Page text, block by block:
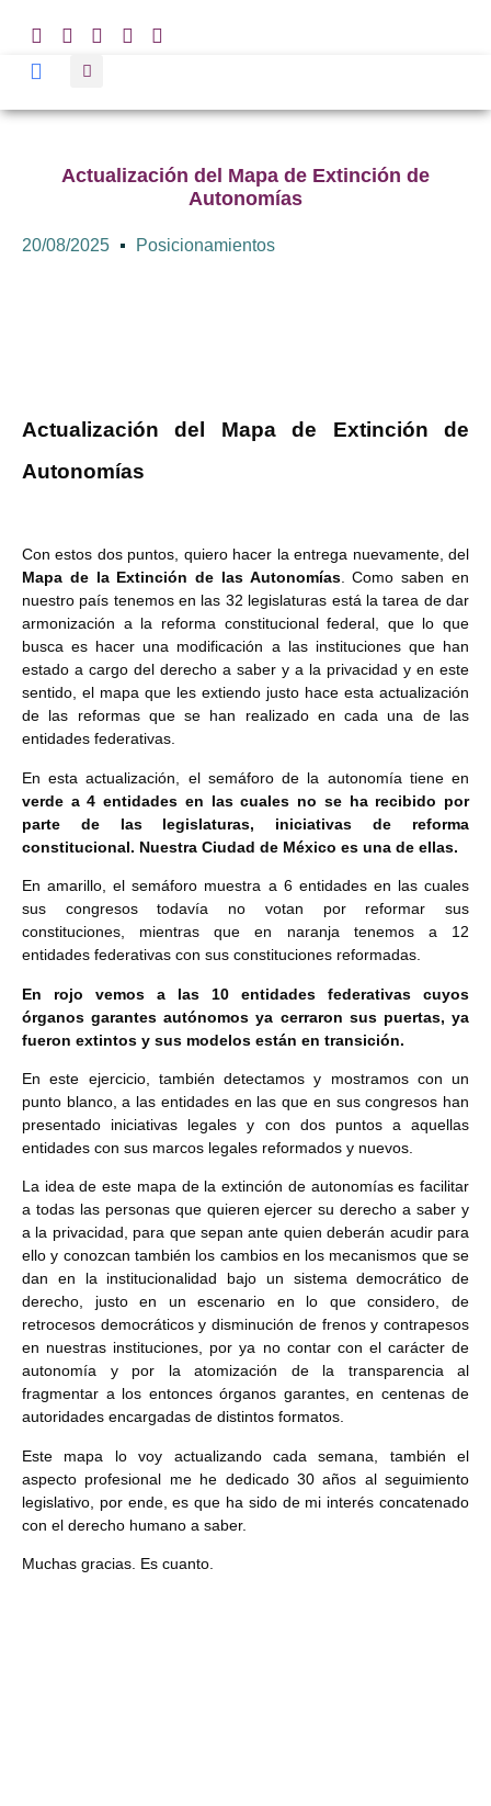
Actualización del Mapa de Extinción de
Autonomías
20/08/2025 Posicionamientos
Actualización del Mapa de Extinción de
Autonomías
Con estos dos puntos, quiero hacer la entrega nuevamente, del
Mapa de la Extinción de las Autonomías. Como saben en
nuestro país tenemos en las 32 legislaturas está la tarea de dar
armonización a la reforma constitucional federal, que lo que
busca es hacer una modificación a las instituciones que han
estado a cargo del derecho a saber y a la privacidad y en este
sentido, el mapa que les extiendo justo hace esta actualización
de las reformas que se han realizado en cada una de las
entidades federativas.
En esta actualización, el semáforo de la autonomía tiene en
verde a 4 entidades en las cuales no se ha recibido por
parte de las legislaturas, iniciativas de reforma
constitucional. Nuestra Ciudad de México es una de ellas.
En amarillo, el semáforo muestra a 6 entidades en las cuales
sus congresos todavía no votan por reformar sus
constituciones, mientras que en naranja tenemos a 12
entidades federativas con sus constituciones reformadas.
En rojo vemos a las 10 entidades federativas cuyos
órganos garantes autónomos ya cerraron sus puertas, ya
fueron extintos y sus modelos están en transición.
En este ejercicio, también detectamos y mostramos con un
punto blanco, a las entidades en las que en sus congresos han
presentado iniciativas legales y con dos puntos a aquellas
entidades con sus marcos legales reformados y nuevos.
La idea de este mapa de la extinción de autonomías es facilitar
a todas las personas que quieren ejercer su derecho a saber y
a la privacidad, para que sepan ante quien deberán acudir para
ello y conozcan también los cambios en los mecanismos que se
dan en la institucionalidad bajo un sistema democrático de
derecho, justo en un escenario en lo que considero, de
retrocesos democráticos y disminución de frenos y contrapesos
en nuestras instituciones, por ya no contar con el carácter de
autonomía y por la atomización de la transparencia al
fragmentar a los entonces órganos garantes, en centenas de
autoridades encargadas de distintos formatos.
Este mapa lo voy actualizando cada semana, también el
aspecto profesional me he dedicado 30 años al seguimiento
legislativo, por ende, es que ha sido de mi interés concatenado
con el derecho humano a saber.
Muchas gracias. Es cuanto.